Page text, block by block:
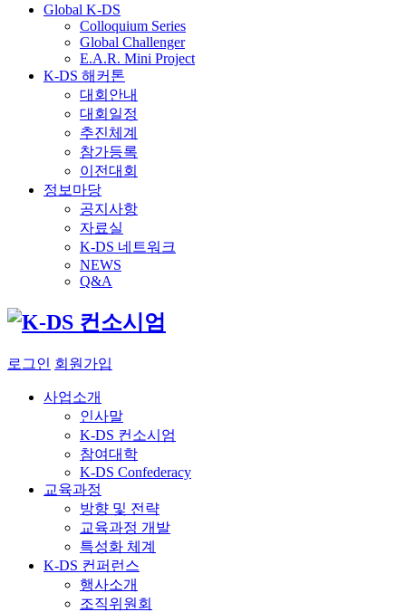
Global K-DS
Colloquium Series
Global Challenger
E.A.R. Mini Project
K-DS 해커톤
대회안내
대회일정
추진체계
참가등록
이전대회
정보마당
공지사항
자료실
K-DS 네트워크
NEWS
Q&A
로그인 회원가입
사업소개
인사말
K-DS 컨소시엄
참여대학
K-DS Confederacy
교육과정
방향 및 전략
교육과정 개발
특성화 체계
K-DS 컨퍼런스
행사소개
조직위원회